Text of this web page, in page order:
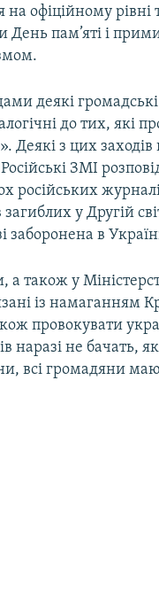
на офіційному
День пам’яті і
деякі громадські
до тих, які
Деякі з цих
ЗМІ
російських
у Другій
заборонена в
також у
із намаганням
провокувати
наразі не бачать,
всі громадяни